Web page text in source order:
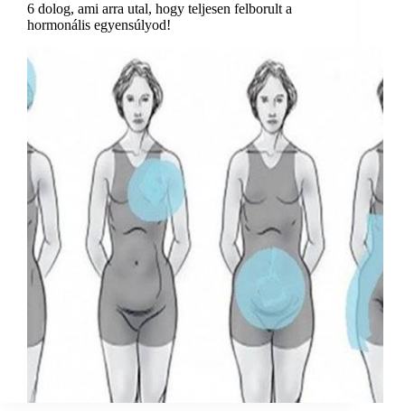
6 dolog, ami arra utal, hogy teljesen felborult a
hormonális egyensúlyod!